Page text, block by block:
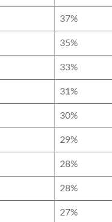
37%
35%
33%
31%
30%
29%
28%
28%
27%